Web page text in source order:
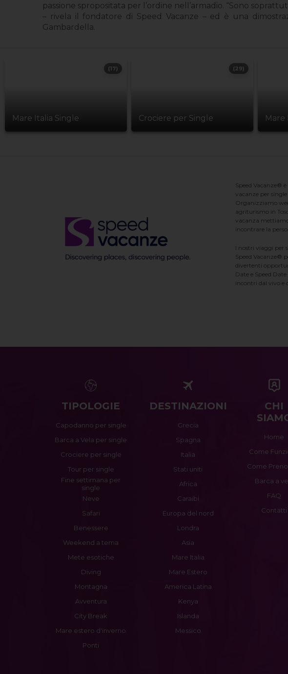
passione spropositata per l’ordine nell’armadio. “Sono
– rivela il fondatore di Speed Vacanze – ed è una
Gambardella.
Mare Italia Single
(17)
Crociere per Single
(29)
Mare
Speed Vacanze®
vacanze per
Organizziamo
agriturismo in
vacanza
incontrare la
I nostri viaggi per
Speed Vacanze®
divertenti
Date e Speed
incontri dal vivo e
TIPOLOGIE
Capodanno per single
Barca a Vela per single
Crociere per single
Tour per single
Fine settimana per
single
Neve
Safari
Benessere
Weekend a tema
Mete esotiche
Diving
Montagna
Avventura
City Break
Mare estero d'inverno
Ponti
DESTINAZIONI
Grecia
Spagna
Italia
Stati uniti
Africa
Caraibi
Europa del nord
Londra
Asia
Mare Italia
Mare Estero
America Latina
Kenya
Islanda
Messico
CHI
Home
Come
Come
Barca a
FAQ
Contatti